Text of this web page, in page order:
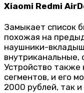
Xiaomi Redmi
Замыкает список
похожая на
наушники-
Устройство также
сегментов, и его
2000 рублей, так